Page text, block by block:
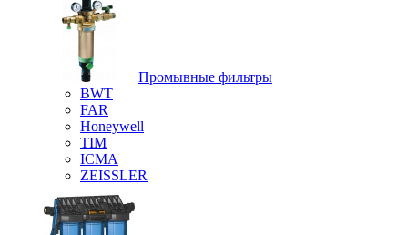
Промывные фильтры
BWT
FAR
Honeywell
TIM
ICMA
ZEISSLER